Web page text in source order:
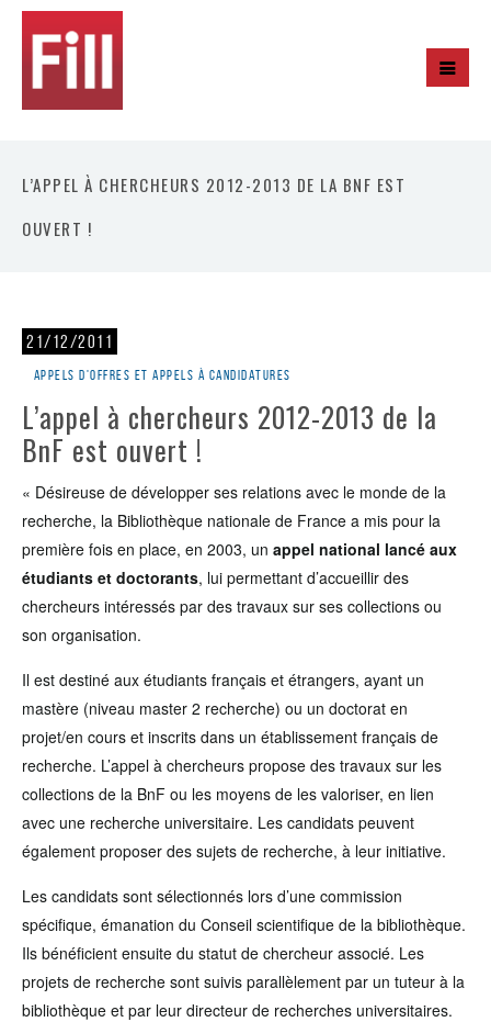
L’APPEL À CHERCHEURS 2012-2013 DE LA BNF EST
OUVERT !
21/12/2011
Appels d'offres et appels à candidatures
L’appel à chercheurs 2012-2013 de la
BnF est ouvert !
« Désireuse de développer ses relations avec le monde de la
recherche, la Bibliothèque nationale de France a mis pour la
première fois en place, en 2003, un appel national lancé aux
étudiants et doctorants, lui permettant d’accueillir des
chercheurs intéressés par des travaux sur ses collections ou
son organisation.
Il est destiné aux étudiants français et étrangers, ayant un
mastère (niveau master 2 recherche) ou un doctorat en
projet/en cours et inscrits dans un établissement français de
recherche. L’appel à chercheurs propose des travaux sur les
collections de la BnF ou les moyens de les valoriser, en lien
avec une recherche universitaire. Les candidats peuvent
également proposer des sujets de recherche, à leur initiative.
Les candidats sont sélectionnés lors d’une commission
spécifique, émanation du Conseil scientifique de la bibliothèque.
Ils bénéficient ensuite du statut de chercheur associé. Les
projets de recherche sont suivis parallèlement par un tuteur à la
bibliothèque et par leur directeur de recherches universitaires.